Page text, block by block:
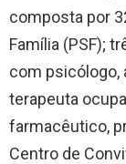
composta por
Família (PSF);
com psicólogo,
terapeuta
farmacêutico,
Centro de